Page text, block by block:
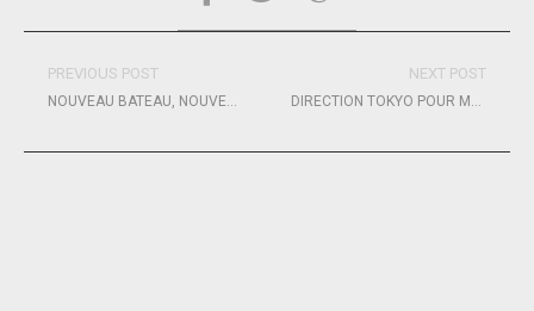
PREVIOUS POST
NOUVEAU BATEAU, NOUVEAU PARTENAIRE ET NOUVELLE DIMENSION POUR MAXIME SOREL !
NEXT POST
DIRECTION TOKYO POUR MAXIME BEAUMONT